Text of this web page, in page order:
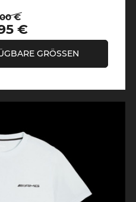
Regulärer
Preis
€
Preis
€
GRÖSSEN